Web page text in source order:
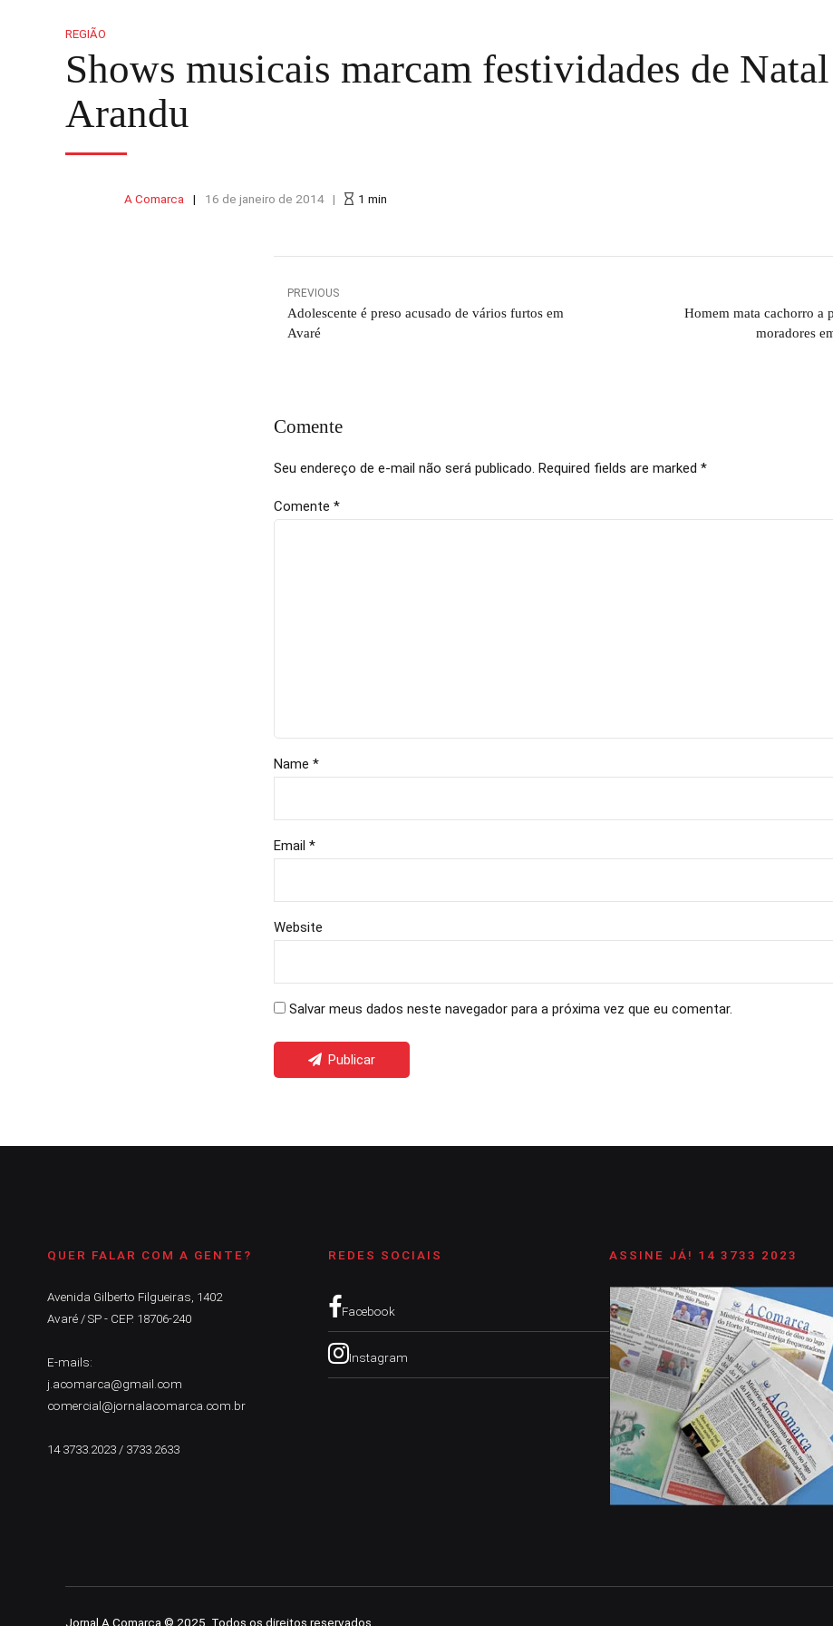
REGIÃO
Shows musicais marcam festividades de
Arandu
A Comarca 16 de janeiro de 2014 1 min
PREVIOUS
Adolescente é preso acusado de vários furtos em
Avaré
Homem mata cachorro a
moradores
Comente
Seu endereço de e-mail não será publicado. Required fields are marked *
Comente *
Name *
Email *
Website
Salvar meus dados neste navegador para a próxima vez que eu comentar.
Publicar
QUER FALAR COM A GENTE?
Avenida Gilberto Filgueiras, 1402
Avaré / SP - CEP. 18706-240
E-mails:
j.acomarca@gmail.com
comercial@jornalacomarca.com.br
14 3733.2023 / 3733.2633
REDES SOCIAIS
Facebook
Instagram
ASSINE JÁ! 14 3733 2023
Jornal A Comarca © 2025. Todos os direitos reservados